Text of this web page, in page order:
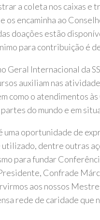
a coleta nos caixas e
encaminha ao
doações estão
para contribuição é
Geral Internacional da
auxiliam nas
como o atendimentos
do mundo e em
uma oportunidade de
dentre outras
para fundar
Confrade
aos nossos
rede de caridade que